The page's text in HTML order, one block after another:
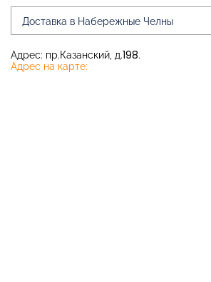
Доставка в Набережные Челны
Адрес: пр.Казанский, д.198.
Адрес на карте: